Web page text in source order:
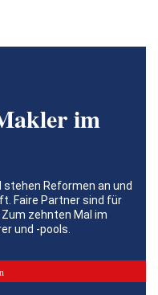
im
stehen Reformen an und
Faire Partner sind für
zehnten Mal im
und -pools.